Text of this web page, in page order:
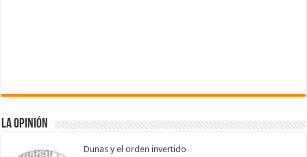
La Opinión
Dunas y el orden invertido